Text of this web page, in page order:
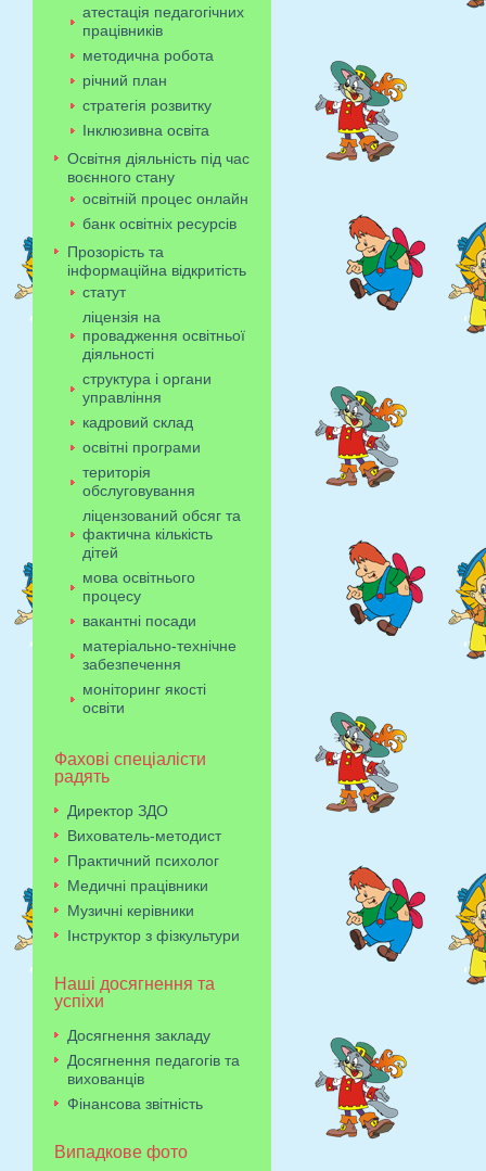
атестація педагогічних
працівників
методична робота
річний план
стратегія розвитку
Інклюзивна освіта
Освітня діяльність під час
воєнного стану
освітній процес онлайн
банк освітніх ресурсів
Прозорість та
інформаційна відкритість
статут
ліцензія на
провадження освітньої
діяльності
структура і органи
управління
кадровий склад
освітні програми
територія
обслуговування
ліцензований обсяг та
фактична кількість
дітей
мова освітнього
процесу
вакантні посади
матеріально-технічне
забезпечення
моніторинг якості
освіти
Фахові спеціалісти
радять
Директор ЗДО
Вихователь-методист
Практичний психолог
Медичні працівники
Музичні керівники
Інструктор з фізкультури
Наші досягнення та
успіхи
Досягнення закладу
Досягнення педагогів та
вихованців
Фінансова звітність
Випадкове фото